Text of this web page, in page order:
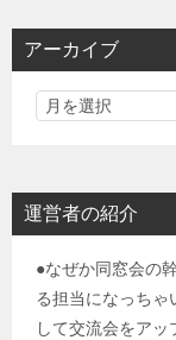
アーカイブ
運営者の紹介
●なぜか同窓会の
る担当になっち
して交流会をア